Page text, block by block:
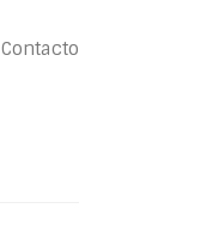
Contacto